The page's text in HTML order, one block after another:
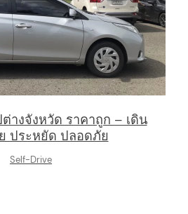
ต่างจังหวัด ราคาถูก – เดิน
ประหยัด ปลอดภัย
Self-Drive